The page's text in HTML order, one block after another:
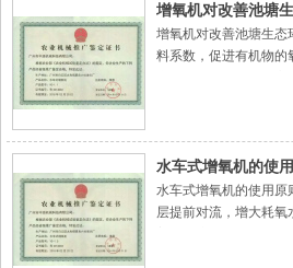
增氧机对改善池塘
增氧机对改善池塘生态
料系数，促进有机物的
水车式增氧机的使
水车式增氧机的使用
层提前对流，增大耗